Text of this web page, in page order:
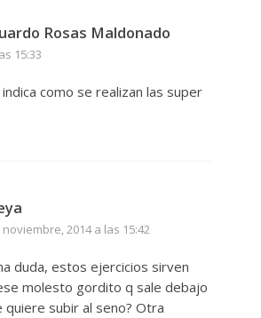
Rosas Maldonado
15:33
como se realizan las super
noviembre, 2014 a las 15:42
duda, estos ejercicios sirven
molesto gordito q sale debajo
quiere subir al seno? Otra